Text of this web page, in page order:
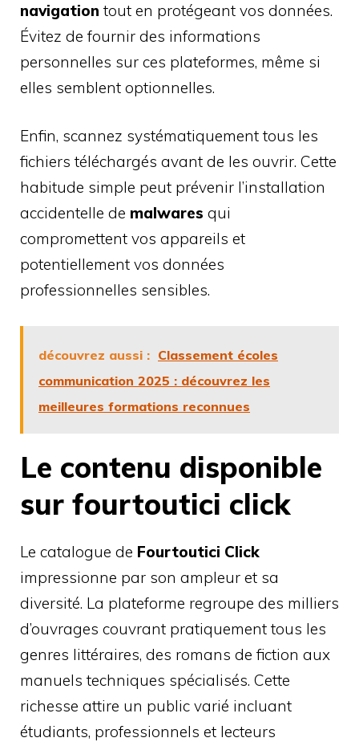
navigation tout en protégeant vos données.
Évitez de fournir des informations
personnelles sur ces plateformes, même si
elles semblent optionnelles.
Enfin, scannez systématiquement tous les
fichiers téléchargés avant de les ouvrir. Cette
habitude simple peut prévenir l’installation
accidentelle de malwares qui
compromettent vos appareils et
potentiellement vos données
professionnelles sensibles.
découvrez aussi : Classement écoles
communication 2025 : découvrez les
meilleures formations reconnues
Le contenu disponible
sur fourtoutici click
Le catalogue de Fourtoutici Click
impressionne par son ampleur et sa
diversité. La plateforme regroupe des milliers
d’ouvrages couvrant pratiquement tous les
genres littéraires, des romans de fiction aux
manuels techniques spécialisés. Cette
richesse attire un public varié incluant
étudiants, professionnels et lecteurs